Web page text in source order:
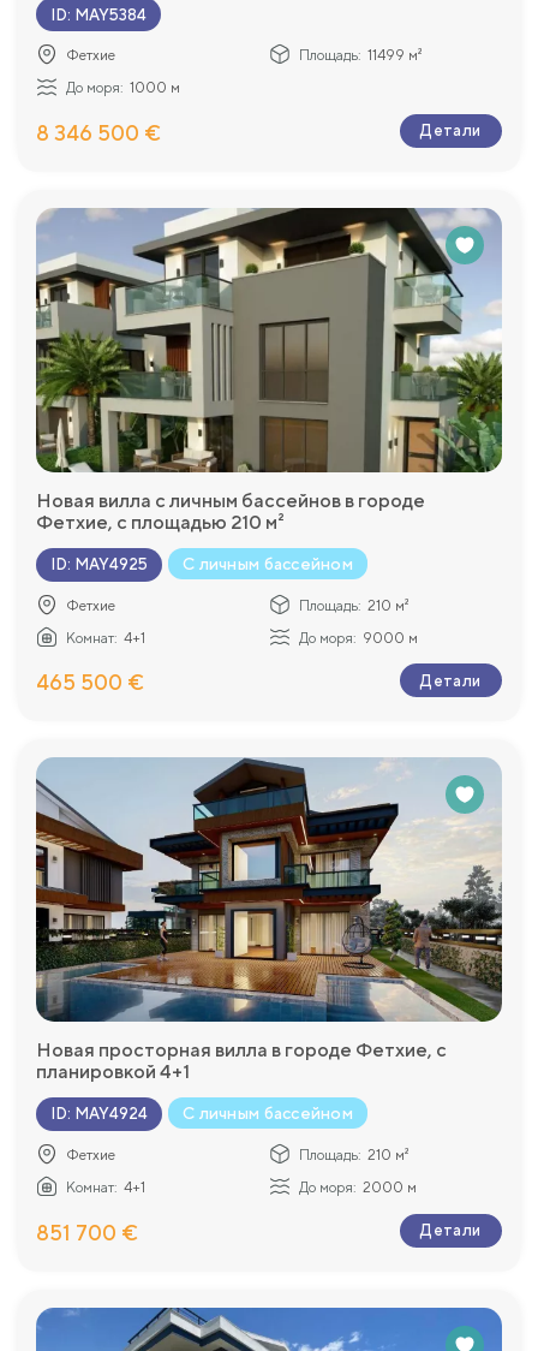
ID: MAY5384
Фетхие Площадь: 11499 м²
До моря: 1000 м
8 346 500 € Детали
Новая вилла с личным бассейнов в городе
Фетхие, с площадью 210 м²
ID: MAY4925 С личным бассейном
Фетхие Площадь: 210 м²
Комнат: 4+1 До моря: 9000 м
465 500 € Детали
Новая просторная вилла в городе Фетхие, с
планировкой 4+1
ID: MAY4924 С личным бассейном
Фетхие Площадь: 210 м²
Комнат: 4+1 До моря: 2000 м
851 700 € Детали